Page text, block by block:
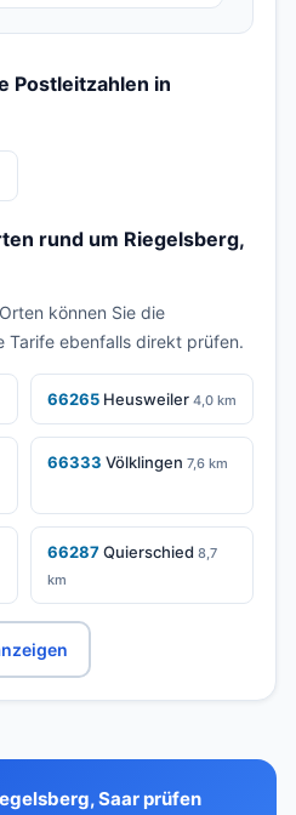
Postleitzahlen in
rund um Riegelsberg,
können Sie die
Tarife ebenfalls direkt prüfen.
66265 Heusweiler 4,0 km
66333 Völklingen 7,6 km
66287Quierschied 8,7
km
Saar prüfen